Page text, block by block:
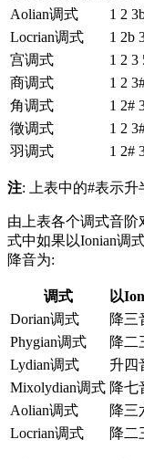
Aolian调式
1 2
Locrian调式
1 2b
宫调式
1 2 3
商调式
1 2
角调式
1 2#
徵调式
1 2
羽调式
1 2#
注: 上表中的#表示
由上表各个调式音阶
式中如果以Ionian调
降音为:
调式
以
Dorian调式
降三
Phygian调式
降二
Lydian调式
升四
Mixolydian调式 降七
Aolian调式
降三
Locrian调式
降二